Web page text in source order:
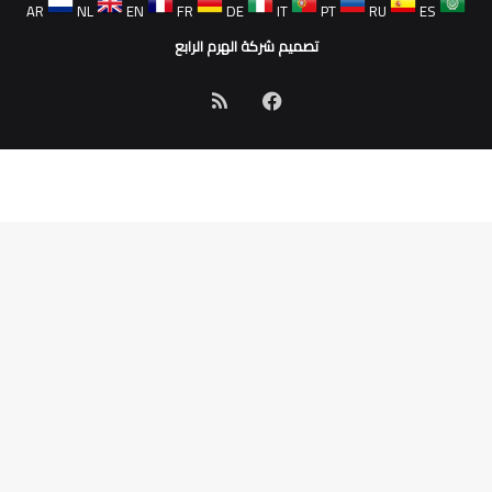
AR
NL EN FR DE IT PT RU
ES
تصميم شركة الهرم الرابع
فيسبوك
الموقع